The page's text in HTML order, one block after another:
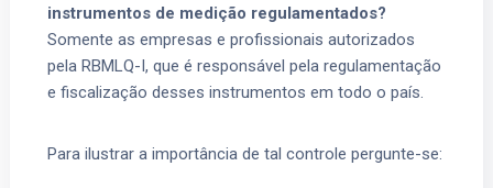
instrumentos de medição regulamentados?
Somente as empresas e profissionais autorizados
pela RBMLQ-I, que é responsável pela regulamentação
e fiscalização desses instrumentos em todo o país.
Para ilustrar a importância de tal controle pergunte-se: